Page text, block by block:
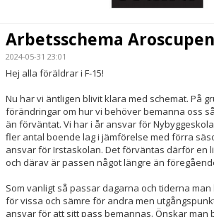
TRUPPEN
BILDGALLERI
DOKUMENT
Arbetsschema
2024-05-31 23:01
Hej alla föräldrar i F-15!
Nu har vi äntligen blivit klara med schemat. På
förändringar om hur vi behöver bemanna oss
än förväntat. Vi har i år ansvar för
fler antal boende lag i jämförelse med förra
ansvar för Irstaskolan. Det förväntas därför en
och därav är passen något längre än
Som vanligt så passar dagarna och tiderna
för vissa och sämre för andra men
ansvar för att sitt pass bemannas. Önskar man